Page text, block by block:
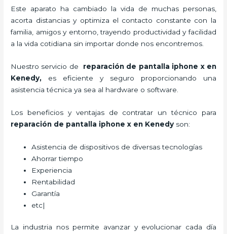
Este aparato ha cambiado la vida de muchas personas,
acorta distancias y optimiza el contacto constante con la
familia, amigos y entorno, trayendo productividad y facilidad
a la vida cotidiana sin importar donde nos encontremos.
Nuestro servicio de reparación de pantalla iphone x en
Kenedy, es eficiente y seguro proporcionando una
asistencia técnica ya sea al hardware o software.
Los beneficios y ventajas de contratar un técnico para
reparación de pantalla iphone x en Kenedy son:
Asistencia de dispositivos de diversas tecnologías
Ahorrar tiempo
Experiencia
Rentabilidad
Garantía
etc|
La industria nos permite avanzar y evolucionar cada día